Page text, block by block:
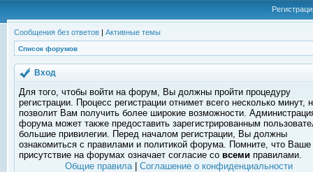
Сообщения без ответов | Активные темы
Список форумов
Вход
Для того, чтобы войти на форум, Вы должны пройти процедуру
регистрации. Процесс регистрации отнимет всего несколько минут,
позволит Вам получить более широкие возможности.
форума может также предоставить зарегистрированным
большие привилегии. Перед началом регистрации, Вы должны
ознакомиться с правилами и политикой форума. Помните, что Ваше
присутствие на форумах означает согласие со всеми правилами.
Общие правила| Соглашение о конфиденциальности